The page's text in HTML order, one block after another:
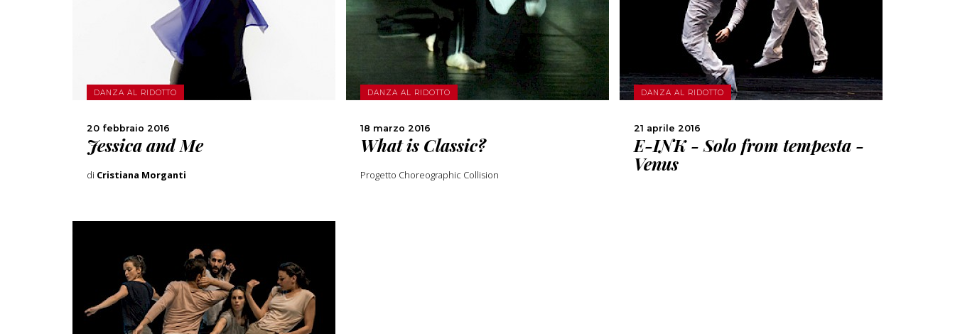
DANZA AL RIDOTTO
20 febbraio 2016
Jessica and Me
di Cristiana Morganti
SCOPRI DI PIÙ
CONDIVIDI
DANZA AL RIDOTTO
18 marzo 2016
What is Classic?
Progetto Choreographic Collision
SCOPRI DI PIÙ
CONDIVIDI
DANZA AL RIDOTTO
21 aprile 2016
E-INK - Solo from tempesta -
Venus
SCOPRI DI PIÙ
CONDIVIDI